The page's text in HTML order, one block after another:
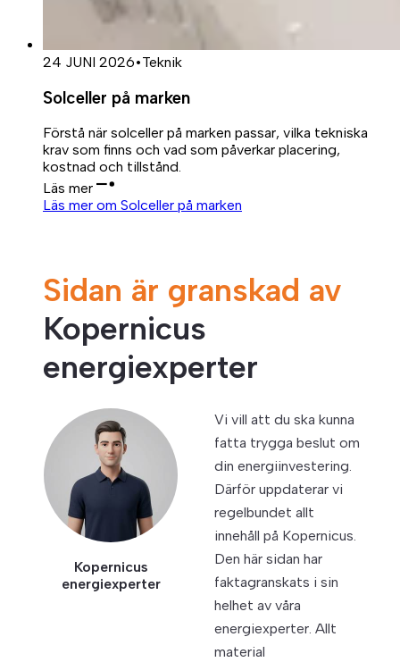
24 JUNI 2026•Teknik
Solceller på marken
Förstå när solceller på marken passar, vilka tekniska
krav som finns och vad som påverkar placering,
kostnad och tillstånd.
Läs mer
Läs mer om Solceller på marken
Sidan är granskad av
Kopernicus
energiexperter
Kopernicus
energiexperter
Vi vill att du ska kunna
fatta trygga beslut om
din energiinvestering.
Därför uppdaterar vi
regelbundet allt
innehåll på Kopernicus.
Den här sidan har
faktagranskats i sin
helhet av våra
energiexperter. Allt
material